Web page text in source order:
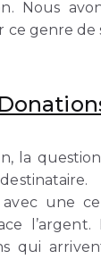
Nous
ce genre de
la question
une
l’argent.
qui